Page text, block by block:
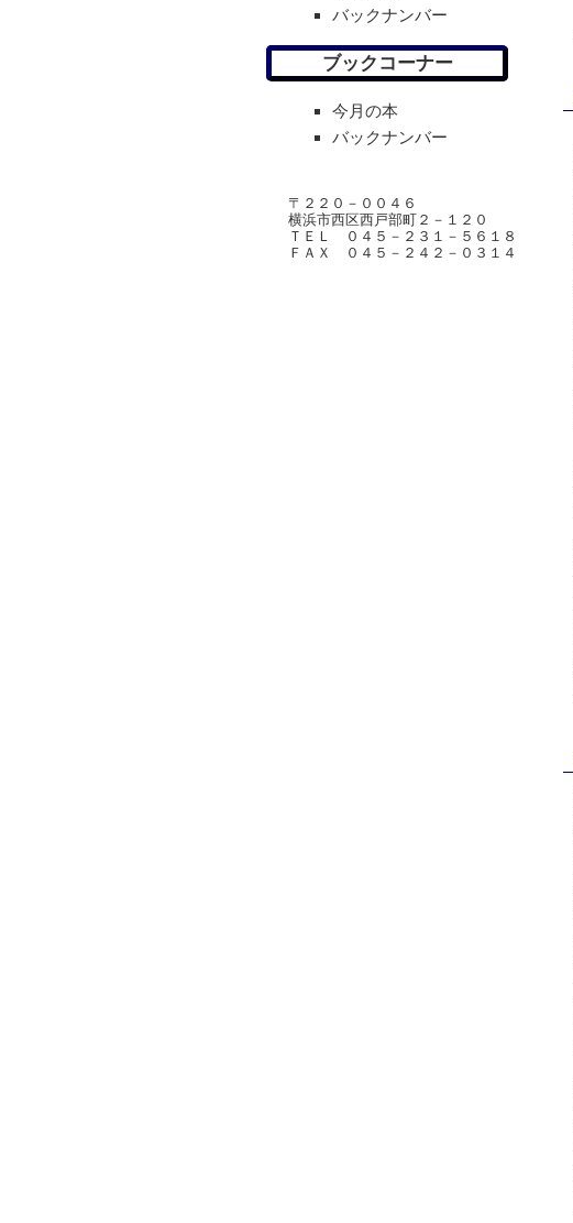
バックナンバー
ブックコーナー
今月の本
バックナンバー
〒２２０－００４６
横浜市西区西戸部町２－１２０
ＴＥＬ ０４５－２３１－５６１８
ＦＡＸ ０４５－２４２－０３１４